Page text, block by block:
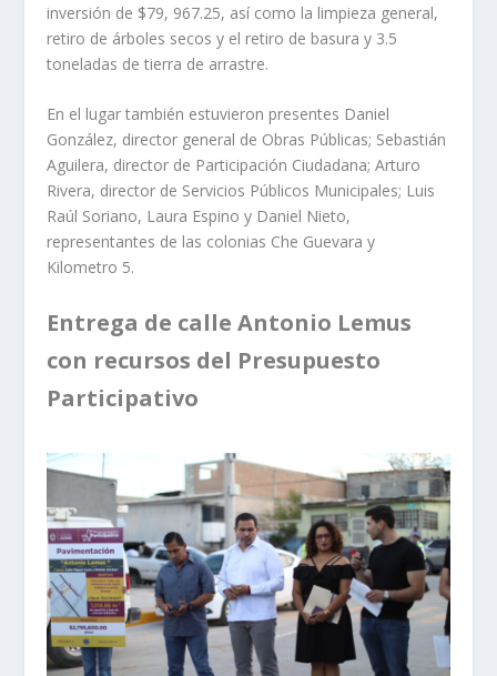
inversión de $79, 967.25, así como la limpieza general,
retiro de árboles secos y el retiro de basura y 3.5
toneladas de tierra de arrastre.
En el lugar también estuvieron presentes Daniel
González, director general de Obras Públicas; Sebastián
Aguilera, director de Participación Ciudadana; Arturo
Rivera, director de Servicios Públicos Municipales; Luis
Raúl Soriano, Laura Espino y Daniel Nieto,
representantes de las colonias Che Guevara y
Kilometro 5.
Entrega de calle Antonio Lemus
con recursos del Presupuesto
Participativo